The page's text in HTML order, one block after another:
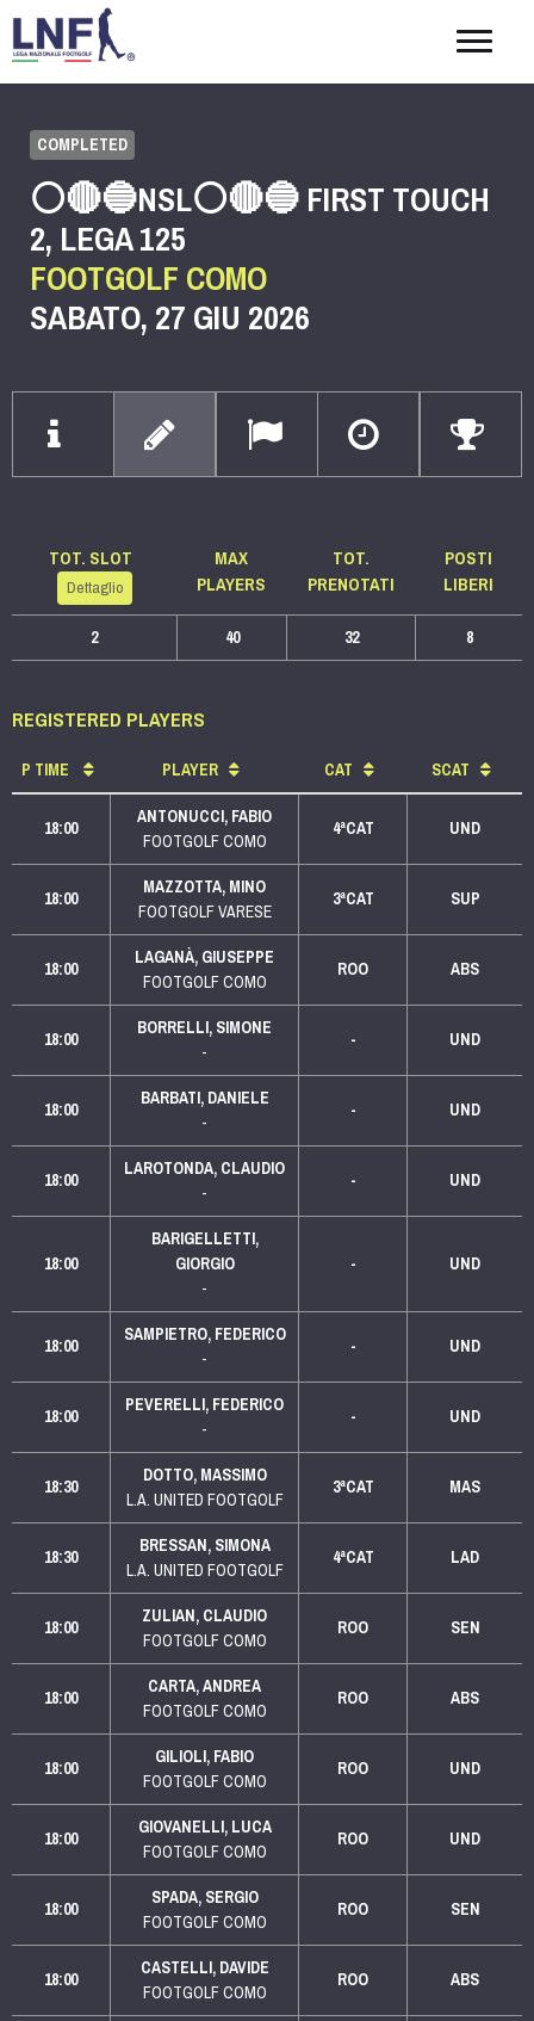
COMPLETED
⚪️🔴🔵NSL⚪️🔴🔵 FIRST TOUCH
2, LEGA 125
FOOTGOLF COMO
SABATO, 27 GIU 2026
TOT. SLOT
Dettaglio
MAX
PLAYERS
TOT.
PRENOTATI
POSTI
LIBERI
2 40 32 8
REGISTERED PLAYERS
P TIME PLAYER CAT
SCAT
18:00
ANTONUCCI, FABIO
FOOTGOLF COMO
4ªCAT UND
18:00
MAZZOTTA, MINO
FOOTGOLF VARESE
3ªCAT SUP
18:00
LAGANÀ, GIUSEPPE
FOOTGOLF COMO
ROO ABS
18:00
BORRELLI, SIMONE
-
- UND
18:00
BARBATI, DANIELE
-
- UND
18:00
LAROTONDA, CLAUDIO
-
- UND
18:00
BARIGELLETTI,
GIORGIO
-
- UND
18:00
SAMPIETRO, FEDERICO
-
- UND
18:00
PEVERELLI, FEDERICO
-
- UND
18:30
DOTTO, MASSIMO
L.A. UNITED FOOTGOLF
3ªCAT MAS
18:30
BRESSAN, SIMONA
L.A. UNITED FOOTGOLF
4ªCAT LAD
18:00
ZULIAN, CLAUDIO
FOOTGOLF COMO
ROO SEN
18:00
CARTA, ANDREA
FOOTGOLF COMO
ROO ABS
18:00
GILIOLI, FABIO
FOOTGOLF COMO
ROO UND
18:00
GIOVANELLI, LUCA
FOOTGOLF COMO
ROO UND
18:00
SPADA, SERGIO
FOOTGOLF COMO
ROO SEN
18:00
CASTELLI, DAVIDE
FOOTGOLF COMO
ROO ABS